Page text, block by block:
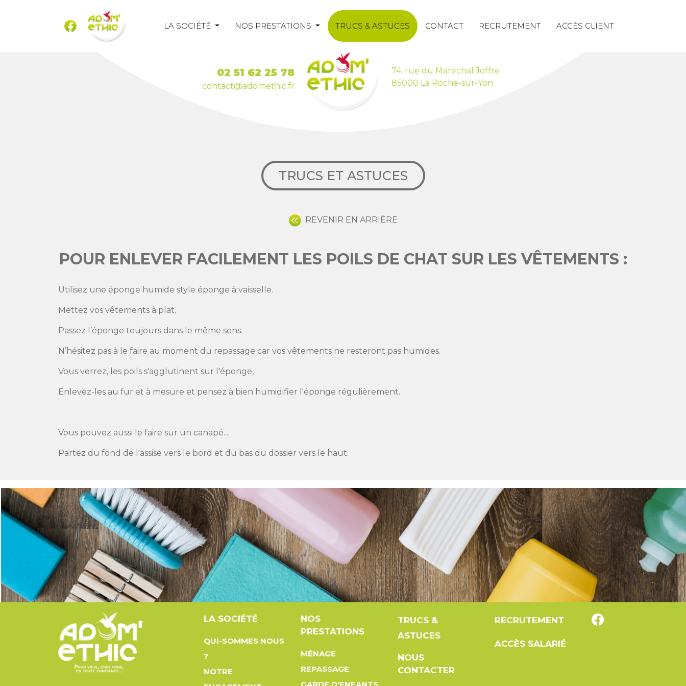
LA SOCIÉTÉ NOS PRESTATIONS TRUCS & ASTUCES CONTACT RECRUTEMENT ACCÈS CLIENT
02 51 62 25 78
contact@adomethic.fr
74, rue du Maréchal Joffre
85000 La Roche-sur-Yon
TRUCS ET ASTUCES
REVENIR EN ARRIÈRE
POUR ENLEVER FACILEMENT LES POILS DE CHAT SUR LES VÊTEMENTS :
Utilisez une éponge humide style éponge à vaisselle.
Mettez vos vêtements à plat.
Passez l’éponge toujours dans le même sens.
N’hésitez pas à le faire au moment du repassage car vos vêtements ne resteront pas humides.
Vous verrez, les poils s'agglutinent sur l'éponge,
Enlevez-les au fur et à mesure et pensez à bien humidifier l'éponge régulièrement.
Vous pouvez aussi le faire sur un canapé....
Partez du fond de l'assise vers le bord et du bas du dossier vers le haut.
LA SOCIÉTÉ
QUI-SOMMES NOUS
?
NOTRE
NOS
PRESTATIONS
MÉNAGE
REPASSAGE
TRUCS &
ASTUCES
NOUS
CONTACTER
RECRUTEMENT
ACCÈS SALARIÉ